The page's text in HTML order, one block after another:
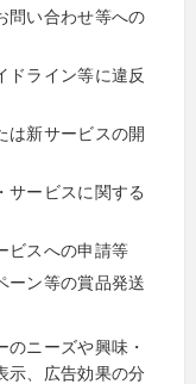
問い合わせ等への
ドライン等に違反
は新サービスの開
サービスに関する
ビスへの申請等
ーン等の賞品発送
ニーズや興味・
示、広告効果の分